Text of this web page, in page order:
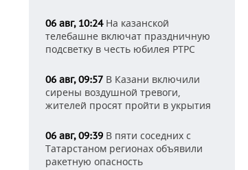
06 авг, 10:24На казанской
телебашне включат праздничную
подсветку в честь юбилея РТРС
06 авг, 09:57 В Казани включили
сирены воздушной тревоги,
жителей просят пройти в укрытия
06 авг, 09:39 В пяти соседних с
Татарстаном регионах объявили
ракетную опасность